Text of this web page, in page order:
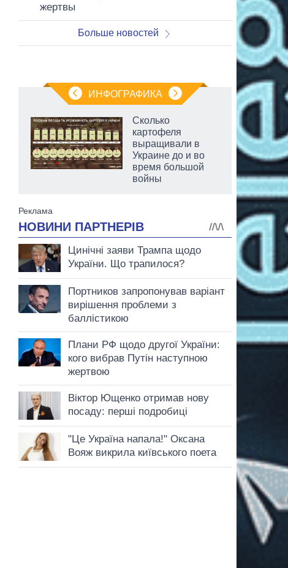
жертвы
Больше новостей
ИНФОГРАФИКА
Сколько
картофеля
выращивали в
Украине до и во
время большой
войны